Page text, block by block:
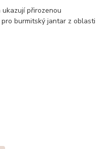
přirozenou
burmitský jantar z oblasti